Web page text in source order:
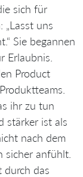
sich für
uns
Sie begannen
Erlaubnis.
Product
ihr zu tun
stärker ist als
nach dem
sicher anfühlt.
das